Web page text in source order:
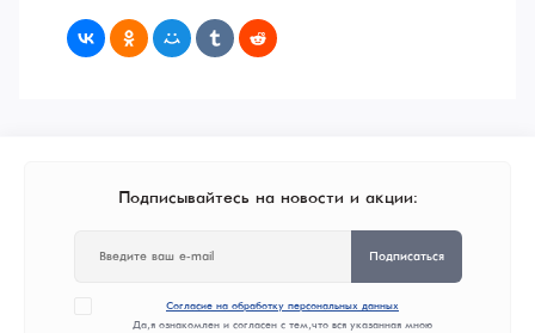
Подписывайтесь на новости и акции:
Подписаться
Согласие на обработку персональных данных
Да, я ознакомлен и согласен с тем, что вся указанная мною